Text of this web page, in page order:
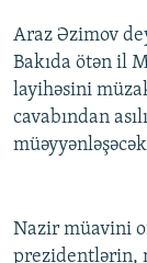
Araz Əzimov
Bakıda ötən il
layihəsini
cavabından
Nazir müavini
prezidentlərin,